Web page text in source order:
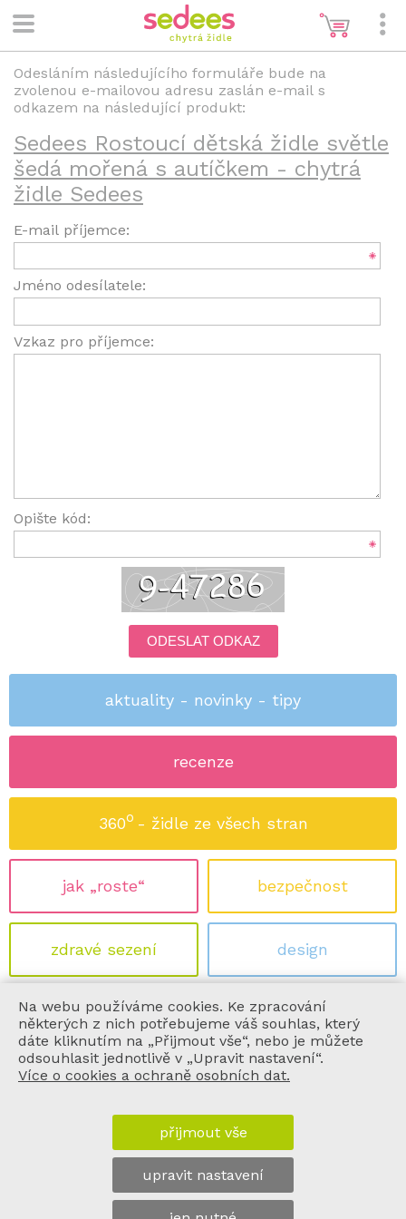
Odesláním následujícího formuláře bude na
zvolenou e-mailovou adresu zaslán e-mail s
odkazem na následující produkt:
Sedees Rostoucí dětská židle světle
šedá mořená s autíčkem - chytrá
židle Sedees
E-mail příjemce:
Jméno odesílatele:
Vzkaz pro příjemce:
Opište kód:
ODESLAT ODKAZ
aktuality - novinky - tipy
recenze
360o
- židle ze všech stran
jak „roste“ bezpečnost
zdravé sezení design
ekologie certifikace
vše o nákupu
Na webu používáme cookies. Ke zpracování
některých z nich potřebujeme váš souhlas, který
dáte kliknutím na „Přijmout vše“, nebo je můžete
odsouhlasit jednotlivě v „Upravit nastavení“.
Více o cookies a ochraně osobních dat.
přijmout vše
upravit nastavení